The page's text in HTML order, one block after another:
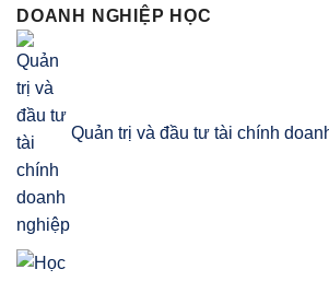
DOANH NGHIỆP HỌC
Quản trị và đầu tư tài chính